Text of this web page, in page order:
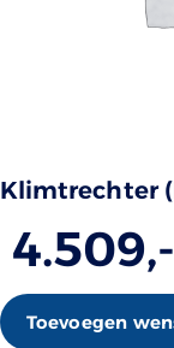
Klimtrechter
4.509
Toevoegen